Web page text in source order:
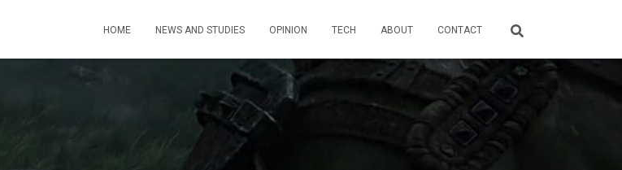
HOME NEWS AND STUDIES OPINION TECH ABOUT CONTACT